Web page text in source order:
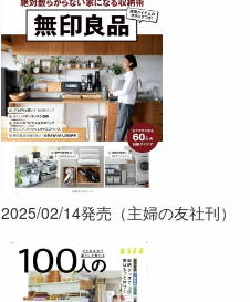
2025/02/14発売（主婦の友社刊）